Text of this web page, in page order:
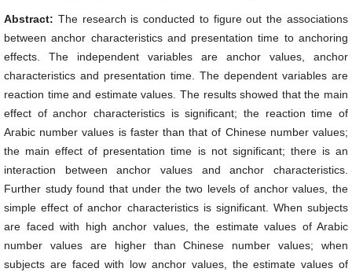
Abstract: The research is conducted to figure out the associations
between anchor characteristics and presentation time to anchoring
effects. The independent variables are anchor values, anchor
characteristics and presentation time. The dependent variables are
reaction time and estimate values. The results showed that the main
effect of anchor characteristics is significant; the reaction time of
Arabic number values is faster than that of Chinese number values;
the main effect of presentation time is not significant; there is an
interaction between anchor values and anchor characteristics.
Further study found that under the two levels of anchor values, the
simple effect of anchor characteristics is significant. When subjects
are faced with high anchor values, the estimate values of Arabic
number values are higher than Chinese number values; when
subjects are faced with low anchor values, the estimate values of